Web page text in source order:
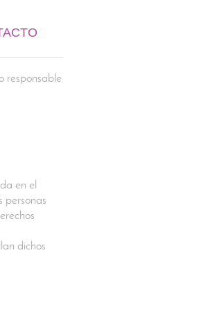
responsable
en el
personas
dichos